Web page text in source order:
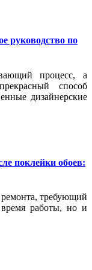
руководство по
процесс, а
способ
дизайнерские
поклейки обоев:
требующий
время работы, но и